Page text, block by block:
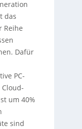
das
Reihe
Dafür
PC-
um 40%
sind